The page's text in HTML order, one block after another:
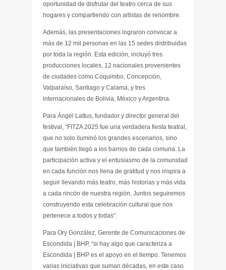
oportunidad de disfrutar del teatro cerca de sus
hogares y compartiendo con artistas de renombre.
Además, las presentaciones lograron convocar a
más de 12 mil personas en las 15 sedes distribuidas
por toda la región. Esta edición, incluyó tres
producciones locales, 12 nacionales provenientes
de ciudades como Coquimbo, Concepción,
Valparaíso, Santiago y Calama, y tres
internacionales de Bolivia, México y Argentina.
Para Ángel Lattus, fundador y director general del
festival, “FITZA 2025 fue una verdadera fiesta teatral,
que no solo iluminó los grandes escenarios, sino
que también llegó a los barrios de cada comuna. La
participación activa y el entusiasmo de la comunidad
en cada función nos llena de gratitud y nos inspira a
seguir llevando más teatro, más historias y más vida
a cada rincón de nuestra región. Juntos seguiremos
construyendo esta celebración cultural que nos
pertenece a todos y todas”.
Para Ory González, Gerente de Comunicaciones de
Escondida | BHP, “si hay algo que caracteriza a
Escondida | BHP es el apoyo en el tiempo. Tenemos
varias iniciativas que suman décadas, en este caso